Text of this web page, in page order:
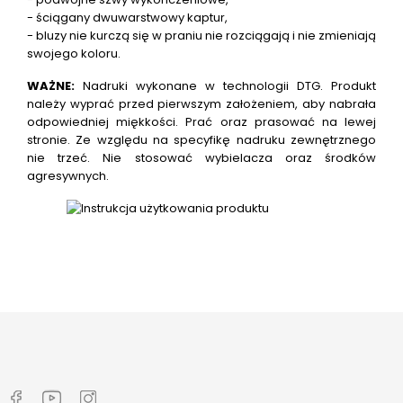
- ściągany dwuwarstwowy kaptur,
- bluzy nie kurczą się w praniu nie rozciągają i nie zmieniają
swojego koloru.
WAŻNE: Nadruki wykonane w technologii DTG. Produkt
należy wyprać przed pierwszym założeniem, aby nabrała
odpowiedniej miękkości. Prać oraz prasować na lewej
stronie. Ze względu na specyfikę nadruku zewnętrznego
nie trzeć. Nie stosować wybielacza oraz środków
agresywnych.